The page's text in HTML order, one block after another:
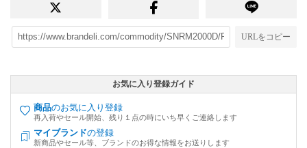
URLをコピー
お気に入り登録ガイド
商品のお気に入り登録
再入荷やセール開始、残り１点の時にいち早くご連絡します
マイブランドの登録
新商品やセール等、ブランドのお得な情報をお送りします